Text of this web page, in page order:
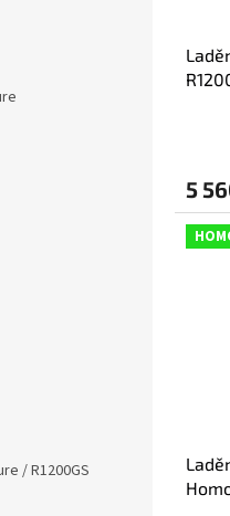
/ R1200GS
5